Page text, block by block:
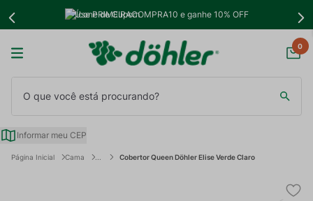
Use PRIMEIRACOMPRA10 e ganhe 10% OFF
0
Informar meu CEP
Cama Cobertor Queen Döhler Elise Verde Claro